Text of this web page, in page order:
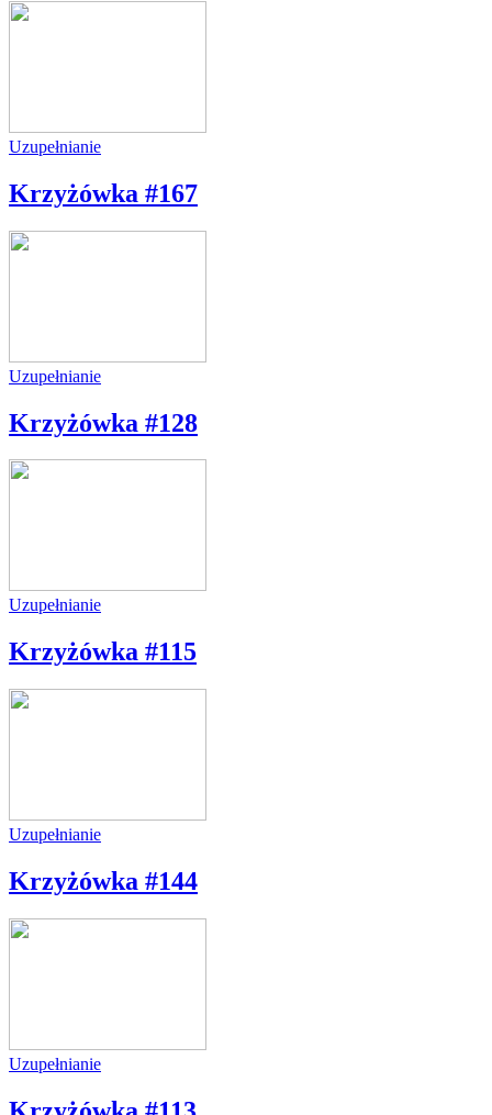
Uzupełnianie
Krzyżówka #167
Uzupełnianie
Krzyżówka #128
Uzupełnianie
Krzyżówka #115
Uzupełnianie
Krzyżówka #144
Uzupełnianie